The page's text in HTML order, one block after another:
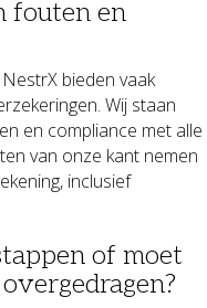
fouten en
bieden vaak
Wij staan
en compliance met alle
van onze kant nemen
inclusief
of moet